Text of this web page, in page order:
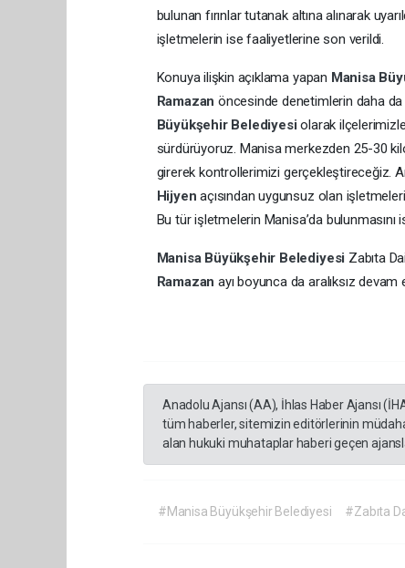
bulunan fırınlar tutanak altına alınarak
işletmelerin ise faaliyetlerine son verildi.
Konuya ilişkin açıklama yapan Manisa
Ramazan öncesinde denetimlerin daha da
Büyükşehir Belediyesiolarak
sürdürüyoruz. Manisa merkezden 25-30
girerek kontrollerimizi gerçekleştireceğiz.
Hijyenaçısından uygunsuz olan
Bu tür işletmelerin Manisa’da bulunmasını
Manisa Büyükşehir Belediyesi Zabıta
Ramazan ayı boyunca da aralıksız devam
Anadolu Ajansı (AA), İhlas Haber Ajansı
tüm haberler, sitemizin editörlerinin
alan hukuki muhataplar haberi geçen
#Manisa Büyükşehir Belediyesi #Zabıta